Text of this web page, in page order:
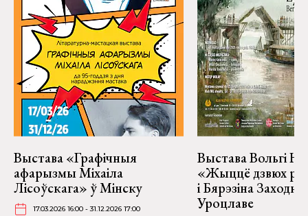
Выстава «Графічныя
афарызмы Міхаіла
Лісоўскага» ў Мінску
17.03.2026 16:00 - 31.12.2026 17:00
Выстава Вольгі
«Жыццё дзвюх
і Бярэзіна
Уроцлаве